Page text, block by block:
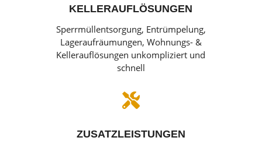
KELLERAUFLÖSUNGEN
Sperrmüllentsorgung, Entrümpelung,
Lageraufräumungen, Wohnungs- &
Kellerauflösungen unkompliziert und
schnell

ZUSATZLEISTUNGEN